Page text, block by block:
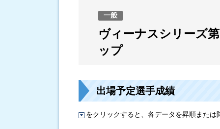
出走表・前日予想PDF
モーター抽選結果・前検タイムランキング
得点率ランキング
一般
ヴィーナスシリーズ
ップ
出場予定選手成績
をクリックすると、各データを昇順または